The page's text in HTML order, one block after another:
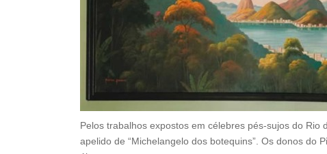
Pelos trabalhos expostos em célebres pés-sujos do
apelido de “Michelangelo dos botequins”. Os donos do